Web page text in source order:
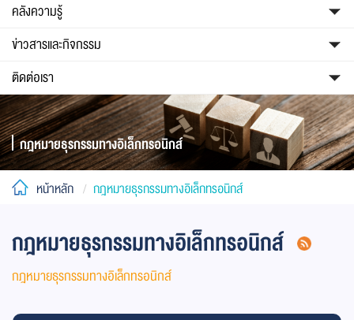
คลังความรู้
ข่าวสารและกิจกรรม
ติดต่อเรา
กฎหมายธุรกรรมทางอิเล็กทรอนิกส์
หน้าหลัก กฎหมายธุรกรรมทางอิเล็กทรอนิกส์
กฎหมายธุรกรรมทางอิเล็กทรอนิกส์
กฎหมายธุรกรรมทางอิเล็กทรอนิกส์